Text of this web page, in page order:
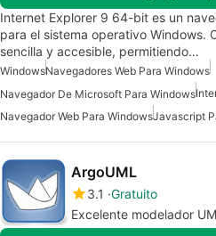
Internet Explorer 9 64-bit es un
para el sistema operativo Windows.
sencilla y accesible, permitiendo…
WindowsNavegadores Web Para Windows
Navegador De Microsoft Para Windows
Navegador Web Para WindowsJavascript
ArgoUML
3.1 Gratuito
Excelente modelador